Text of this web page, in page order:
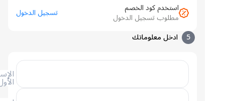
استخدم كود الخصم
مطلوب تسجيل الدخول
تسجيل الدخول
ادخل معلوماتك